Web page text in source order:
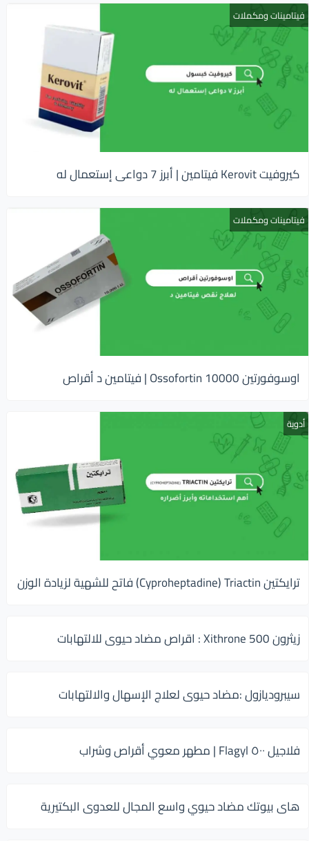
فيتامينات ومكملات
كيروفيت Kerovit فيتامين | أبرز 7 دواعى إستعمال له
فيتامينات ومكملات
اوسوفورتين 10000 Ossofortin | فيتامين د أقراص
أدوية
ترايكتين Cyproheptadine) Triactin) فاتح للشهية لزيادة الوزن
زيثرون 500 Xithrone : اقراص مضاد حيوى للالتهابات
سيبروديازول :مضاد حيوى لعلاج الإسهال والالتهابات
فلاجيل ٥٠٠ Flagyl | مطهر معوي أقراص وشراب
هاى بيوتك مضاد حيوي واسع المجال للعدوى البكتيرية